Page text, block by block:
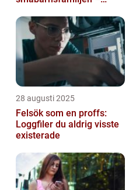
barnens dagliga rutiner
28 augusti 2025
Felsök som en proffs:
Loggfiler du aldrig visste
existerade